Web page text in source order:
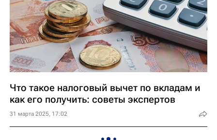
Что такое налоговый вычет по вкладам и
как его получить: советы экспертов
31 марта 2025, 17:02